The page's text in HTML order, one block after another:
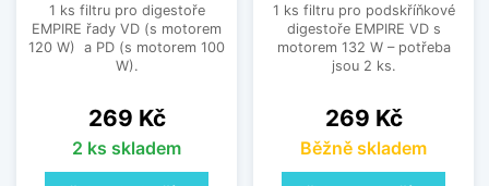
1 ks filtru pro digestoře
EMPIRE řady VD (s motorem
120 W) a PD (s motorem 100
W).
Cena
269 Kč
2 ks skladem
1 ks filtru pro podskříňkové
digestoře EMPIRE VD s
motorem 132 W – potřeba
jsou 2 ks.
Cena
269 Kč
Běžně skladem